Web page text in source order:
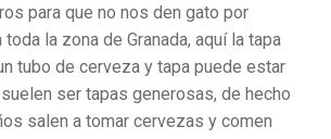
para que no nos den gato por
la zona de Granada, aquí la tapa
tubo de cerveza y tapa puede estar
ser tapas generosas, de hecho
salen a tomar cervezas y comen